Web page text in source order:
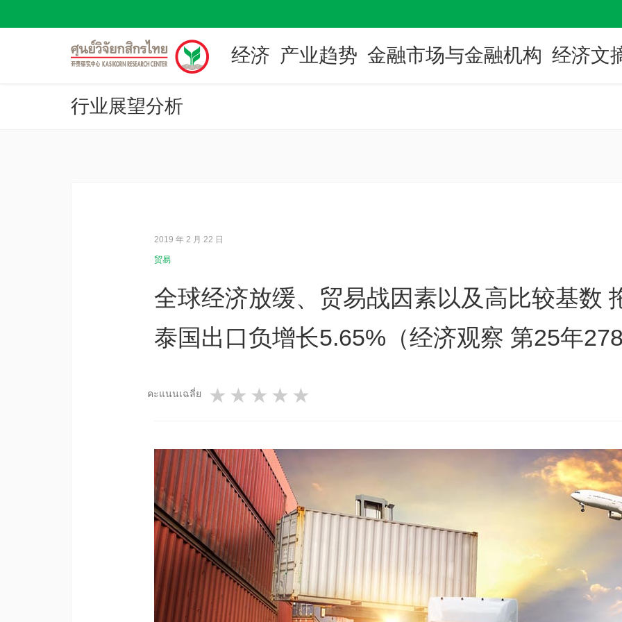
经济 产业趋势 金融市场与金融机构 经济文
行业展望分析
2019 年 2 月 22 日
贸易
全球经济放缓、贸易战因素以及高比较基数
泰国出口负增长5.65%（经济观察 第25年
คะแนนเฉลี่ย 4 stars
3 stars
2 stars
1 star